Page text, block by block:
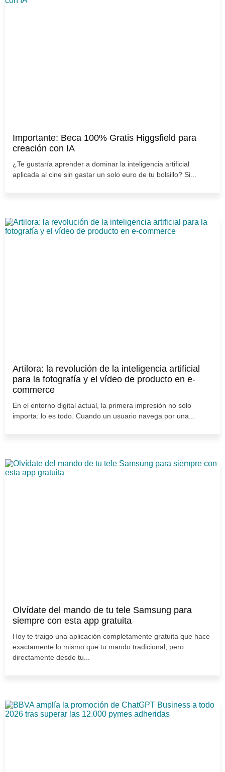
Importante: Beca 100% Gratis Higgsfield para
creación con IA
¿Te gustaría aprender a dominar la inteligencia artificial
aplicada al cine sin gastar un solo euro de tu bolsillo? Si...
Artilora: la revolución de la inteligencia artificial
para la fotografía y el vídeo de producto en e-
commerce
En el entorno digital actual, la primera impresión no solo
importa: lo es todo. Cuando un usuario navega por una...
Olvídate del mando de tu tele Samsung para
siempre con esta app gratuita
Hoy te traigo una aplicación completamente gratuita que hace
exactamente lo mismo que tu mando tradicional, pero
directamente desde tu...